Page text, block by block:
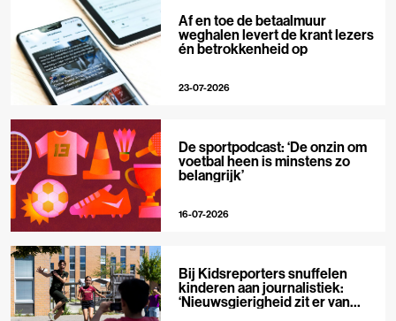
Af en toe de betaalmuur
weghalen levert de krant lezers
én betrokkenheid op
23-07-2026
De sportpodcast: ‘De onzin om
voetbal heen is minstens zo
belangrijk’
16-07-2026
Bij Kidsreporters snuffelen
kinderen aan journalistiek:
‘Nieuwsgierigheid zit er van